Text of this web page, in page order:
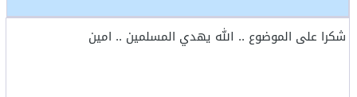
شكرا على الموضوع .. الله يهدي المسلمين .. امين